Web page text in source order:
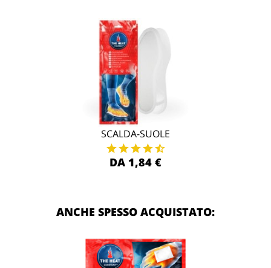
SCALDA-SUOLE
DA 1,84 €
ANCHE SPESSO ACQUISTATO: